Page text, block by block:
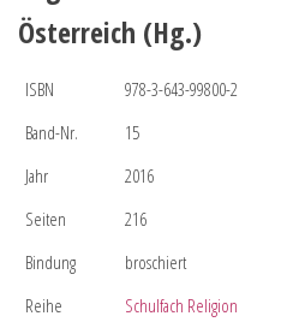
Österreich (Hg.)
ISBN
978-3-643-99800-2
Band-Nr.
15
Jahr
2016
Seiten
216
Bindung
broschiert
Reihe
Schulfach Religion